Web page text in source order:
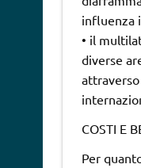
influenza
• il
diverse
COSTI E
Per